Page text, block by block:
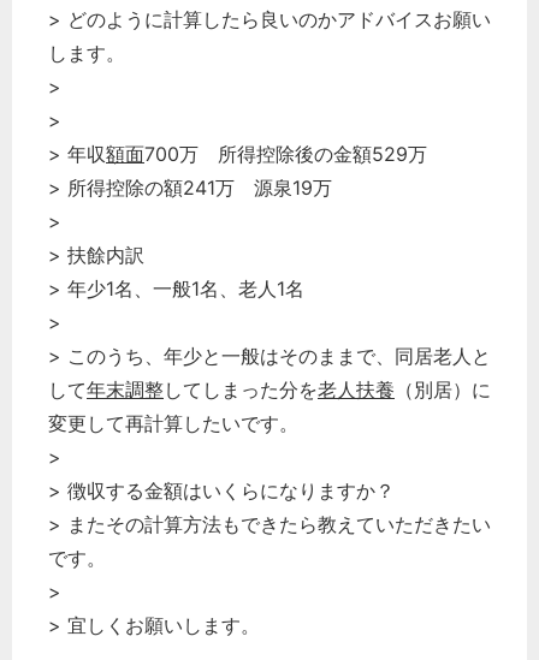
> どのように計算したら良いのかアドバイスお願い
します。
>
>
> 年収額面700万 所得控除後の金額529万
> 所得控除の額241万 源泉19万
>
> 扶餘内訳
> 年少1名、一般1名、老人1名
>
> このうち、年少と一般はそのままで、同居老人と
して年末調整してしまった分を老人扶養 （別居）に
変更して再計算したいです。
>
> 徴収する金額はいくらになりますか？
> またその計算方法もできたら教えていただきたい
です。
>
> 宜しくお願いします。